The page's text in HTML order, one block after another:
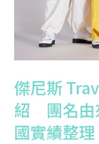
傑尼斯
紹 團名由
國實績整理